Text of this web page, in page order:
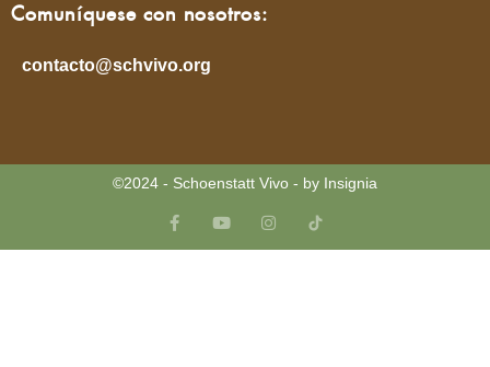
Comuníquese con nosotros:
contacto@schvivo.org
©2024 - Schoenstatt Vivo - by Insignia